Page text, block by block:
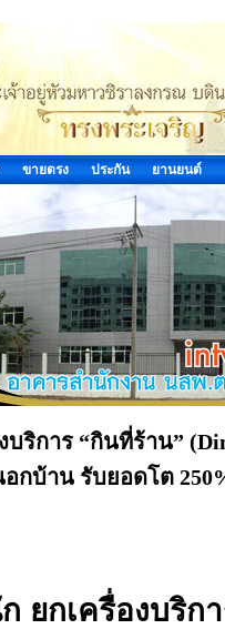
ขายตรง ประกัน ยานยนต์
ริการ “กินที่ร้าน”
กบ้าน รับยอดโต
ยกเครื่องบริก